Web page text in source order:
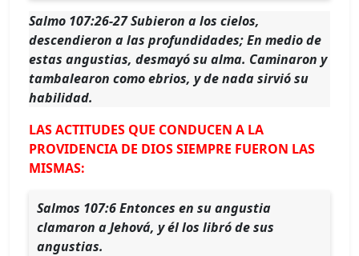
Salmo 107:26-27 Subieron a los cielos,
descendieron a las profundidades; En medio de
estas angustias, desmayó su alma. Caminaron y
tambalearon como ebrios, y de nada sirvió su
habilidad.
LAS ACTITUDES QUE CONDUCEN A LA
PROVIDENCIA DE DIOS SIEMPRE FUERON LAS
MISMAS:
Salmos 107:6 Entonces en su angustia
clamaron a Jehová, y él los libró de sus
angustias.